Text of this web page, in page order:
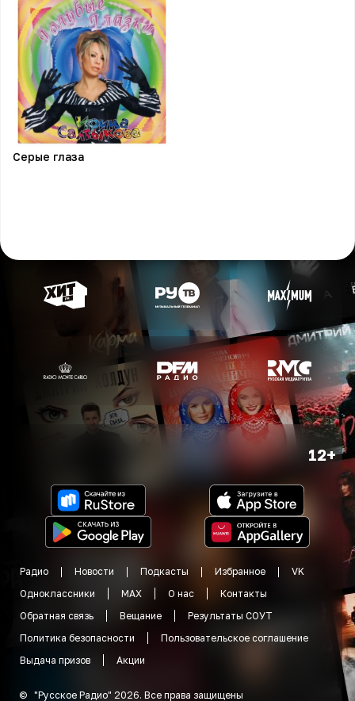
Серые глаза
12+
Радио Новости Подкасты Избранное
VK
Одноклассники
MAX О нас
Контакты
Обратная связь
Вещание
Результаты СОУТ
Политика безопасности
Пользовательское соглашение
Выдача призов
Акции
© "Русское Радио" 2026. Все права защищены